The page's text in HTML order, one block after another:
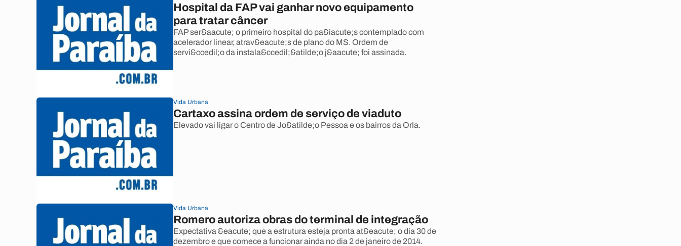
Hospital da FAP vai ganhar novo equipamento
para tratar câncer
FAP ser&aacute; o primeiro hospital do pa&iacute;s contemplado com
acelerador linear, atrav&eacute;s de plano do MS. Ordem de
servi&ccedil;o da instala&ccedil;&atilde;o j&aacute; foi assinada.
Vida Urbana
Cartaxo assina ordem de serviço de viaduto
Elevado vai ligar o Centro de Jo&atilde;o Pessoa e os bairros da Orla.
Vida Urbana
Romero autoriza obras do terminal de integração
Expectativa &eacute; que a estrutura esteja pronta at&eacute; o dia 30 de
dezembro e que comece a funcionar ainda no dia 2 de janeiro de 2014.